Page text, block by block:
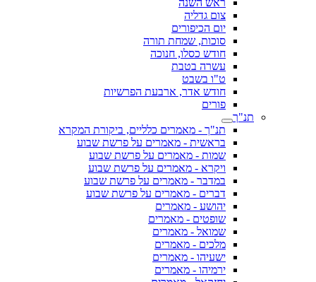
ראש השנה
צום גדליה
יום הכיפורים
סוכות, שמחת תורה
חודש כסלו, חנוכה
עשרה בטבת
ט"ו בשבט
חודש אדר, ארבעת הפרשיות
פורים
תנ"ך
תנ"ך - מאמרים כלליים, ביקורת המקרא
בראשית - מאמרים על פרשת שבוע
שמות - מאמרים על פרשת שבוע
ויקרא - מאמרים על פרשת שבוע
במדבר - מאמרים על פרשת שבוע
דברים - מאמרים על פרשת שבוע
יהושע - מאמרים
שופטים - מאמרים
שמואל - מאמרים
מלכים - מאמרים
ישעיהו - מאמרים
ירמיהו - מאמרים